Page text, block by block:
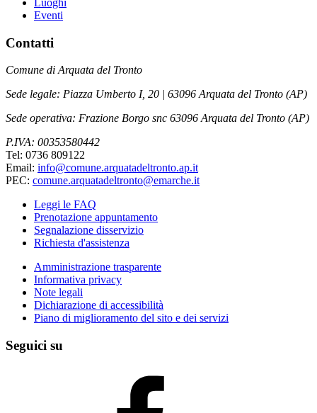
Luoghi
Eventi
Contatti
Comune di Arquata del Tronto
Sede legale: Piazza Umberto I, 20 | 63096 Arquata del Tronto (AP)
Sede operativa: Frazione Borgo snc 63096 Arquata del Tronto (AP)
P.IVA: 00353580442
Tel: 0736 809122
Email: info@comune.arquatadeltronto.ap.it
PEC: comune.arquatadeltronto@emarche.it
Leggi le FAQ
Prenotazione appuntamento
Segnalazione disservizio
Richiesta d'assistenza
Amministrazione trasparente
Informativa privacy
Note legali
Dichiarazione di accessibilità
Piano di miglioramento del sito e dei servizi
Seguici su